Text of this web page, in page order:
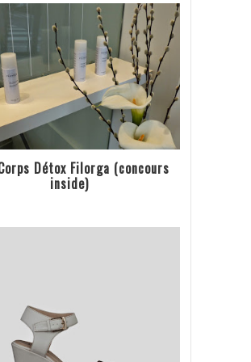
Détox Filorga (concours
inside)